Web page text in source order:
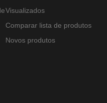
Visualizados
Comparar lista de produtos
Novos produtos